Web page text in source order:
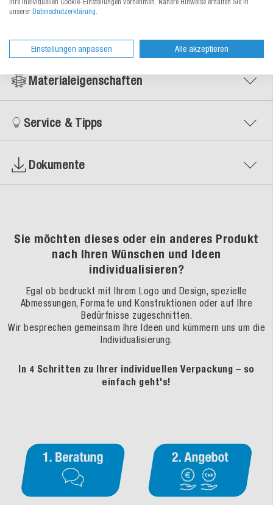
Materialeigenschaften
Service & Tipps
Dokumente
Sie möchten dieses oder ein anderes Produkt
nach Ihren Wünschen und Ideen
individualisieren?
Egal ob bedruckt mit Ihrem Logo und Design, spezielle
Abmessungen, Formate und Konstruktionen oder auf Ihre
Bedürfnisse zugeschnitten.
Wir besprechen gemeinsam Ihre Ideen und kümmern uns um die
Individualisierung.
In 4 Schritten zu Ihrer individuellen Verpackung – so
einfach geht's!
Ihre individuellen Cookie-Einstellungen vornehmen. Nähere Hinweise erhalten Sie in
unserer Datenschutzerklärung.
Einstellungen anpassen Alle akzeptieren